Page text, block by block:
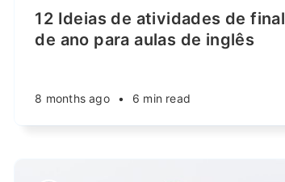
12 Ideias de atividades de final
de ano para aulas de inglês
8 months ago • 6 min read